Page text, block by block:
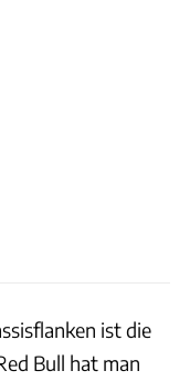
ist die
Bull hat man